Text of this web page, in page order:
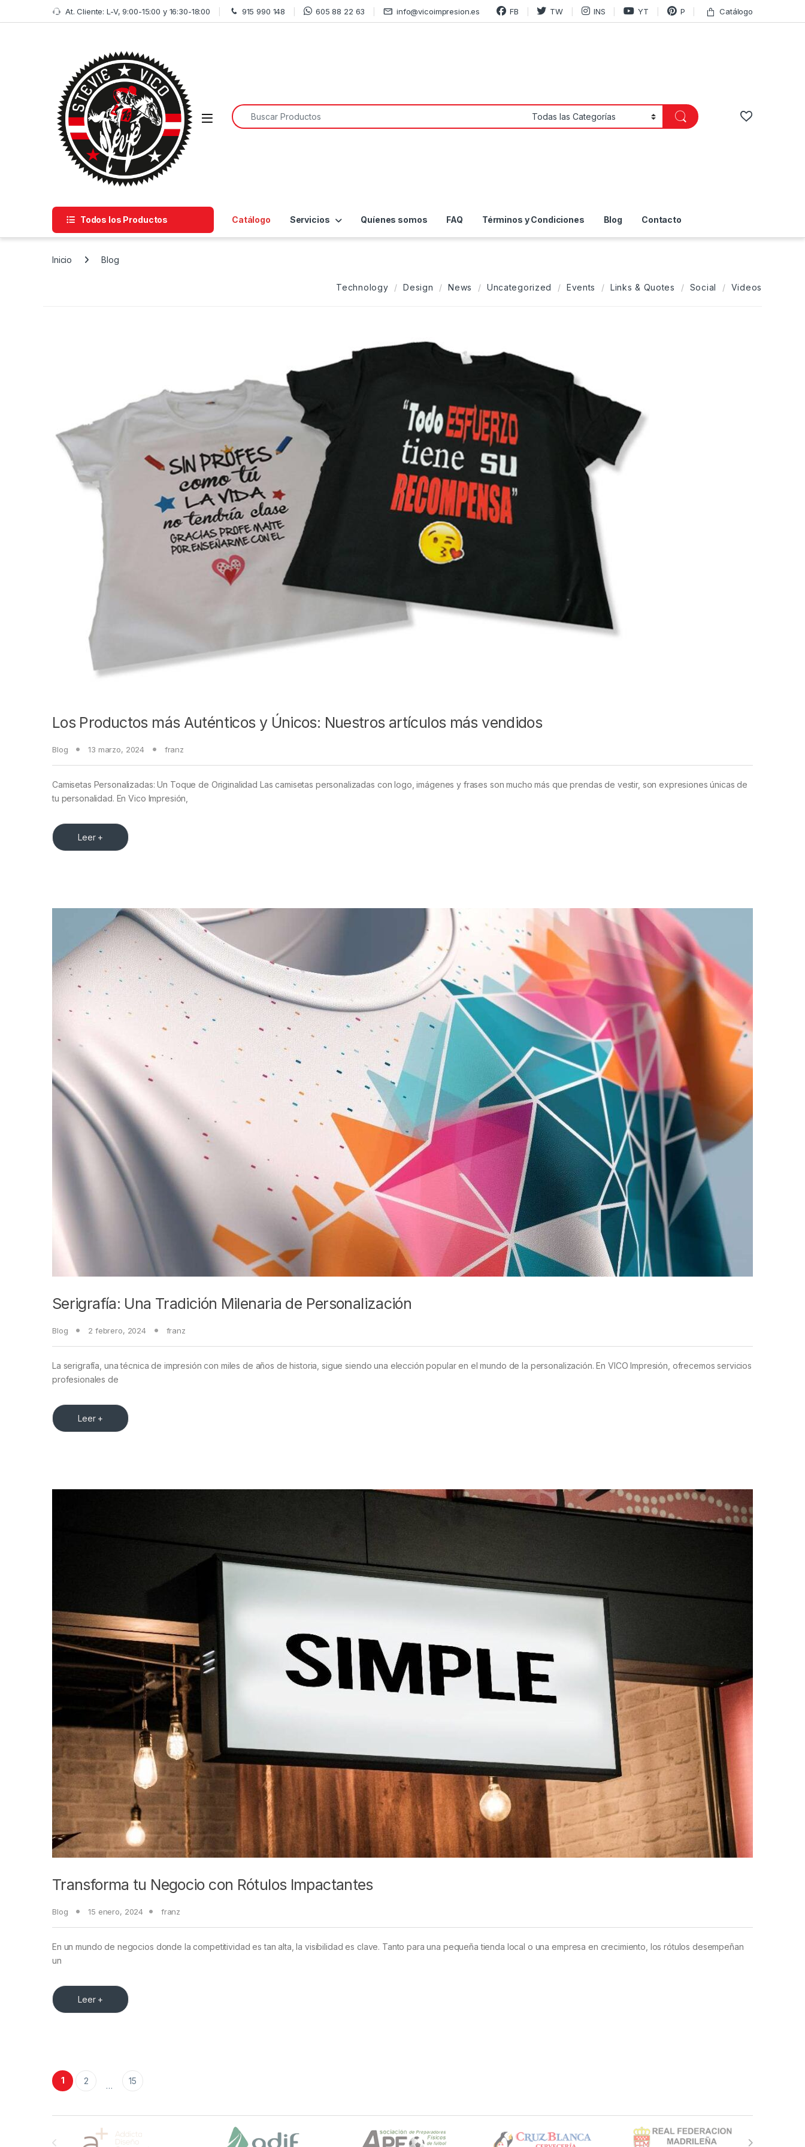
Skip to navigation
Skip to content At. Cliente: L-V, 9:00-15:00 y 16:30-18:00 915 990 148 605 88 22 63 info@vicoimpresion.es FB TW INS YT P Catálogo
Open
Search for:
Todos los Productos Catálogo Servicios Quíenes somos FAQ Términos y Condiciones Blog Contacto
Inicio Blog
Technology Design News Uncategorized Events Links & Quotes Social Videos
Los Productos más Auténticos y Únicos: Nuestros artículos más vendidos
Blog 13 marzo, 2024 franz
Camisetas Personalizadas: Un Toque de Originalidad Las camisetas personalizadas con logo, imágenes y frases son mucho más que prendas de vestir, son expresiones únicas de
tu personalidad. En Vico Impresión,
Leer +
Serigrafía: Una Tradición Milenaria de Personalización
Blog 2 febrero, 2024 franz
La serigrafía, una técnica de impresión con miles de años de historia, sigue siendo una elección popular en el mundo de la personalización. En VICO Impresión, ofrecemos servicios
profesionales de
Leer +
Transforma tu Negocio con Rótulos Impactantes
Blog 15 enero, 2024 franz
En un mundo de negocios donde la competitividad es tan alta, la visibilidad es clave. Tanto para una pequeña tienda local o una empresa en crecimiento, los rótulos desempeñan
un
Leer +
Paginación de entradas
1 2 … 15
Brands Carousel